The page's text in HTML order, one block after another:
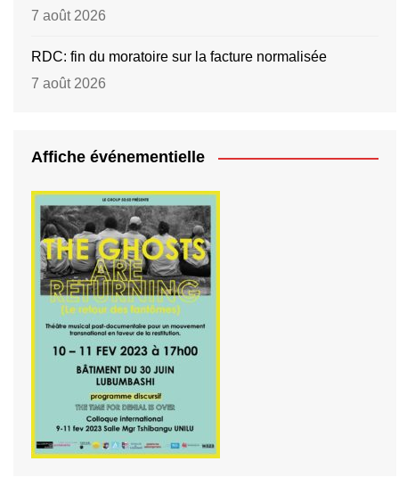
7 août 2026
RDC: fin du moratoire sur la facture normalisée
7 août 2026
Affiche événementielle